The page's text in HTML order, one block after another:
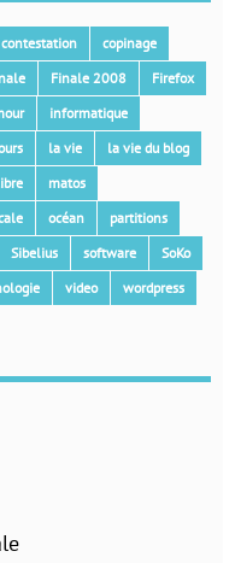
contestation
copinage
Finale 2008
Firefox
informatique
la vie
la vie du blog
matos
océan
partitions
Sibelius software
SoKo
video wordpress